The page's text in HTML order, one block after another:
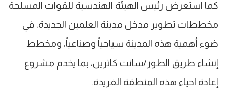
كما استعرض رئيس الهيئة الهندسية للقوات المسلحة
مخططات تطوير مدخل مدينة العلمين الجديدة، في
ضوء أهمية هذه المدينة سياحياً وصناعياً، ومخطط
إنشاء طريق الطور/سانت كاترين، بما يخدم مشروع
إعادة احياء هذه المنطقة الفريدة.